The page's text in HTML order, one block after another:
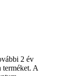
2 év
terméket. A